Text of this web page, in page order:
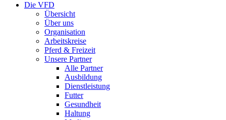
Die VFD
Übersicht
Über uns
Organisation
Arbeitskreise
Pferd & Freizeit
Unsere Partner
Alle Partner
Ausbildung
Dienstleistung
Futter
Gesundheit
Haltung